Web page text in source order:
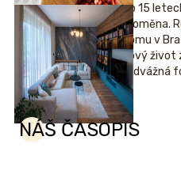
Po 15
proměna.
domu v
nový život
i
NÁŠ ČASOPIS